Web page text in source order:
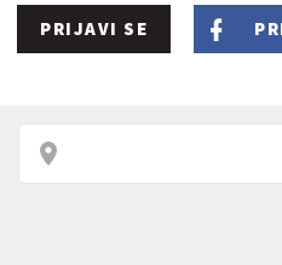
PRIJAVI SE